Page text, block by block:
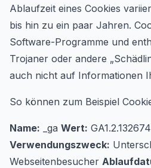
Ablaufzeit eines Cookies
bis hin zu ein paar Jahren.
Software-Programme und
Trojaner oder andere
auch nicht auf Informationen
So können zum Beispiel
Name: _ga Wert:
Verwendungszweck:
Webseitenbesucher